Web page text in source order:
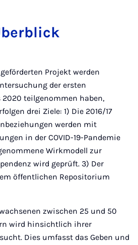
Projekt werden
der ersten
2020 teilgenommen haben,
drei Ziele: 1) Die 2016/17
werden mit
in der COVID-19-Pandemie
Wirkmodell zur
wird geprüft. 3) Der
öffentlichen Repositorium
zwischen 25 und 50
wird hinsichtlich ihrer
Dies umfasst das Geben und